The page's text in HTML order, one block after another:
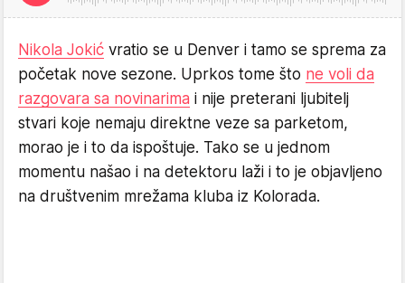
Nikola Jokić vratio se u Denver i tamo se sprema za
početak nove sezone. Uprkos tome što ne voli da
razgovara sa novinarima i nije preterani ljubitelj
stvari koje nemaju direktne veze sa parketom,
morao je i to da ispoštuje. Tako se u jednom
momentu našao i na detektoru laži i to je objavljeno
na društvenim mrežama kluba iz Kolorada.